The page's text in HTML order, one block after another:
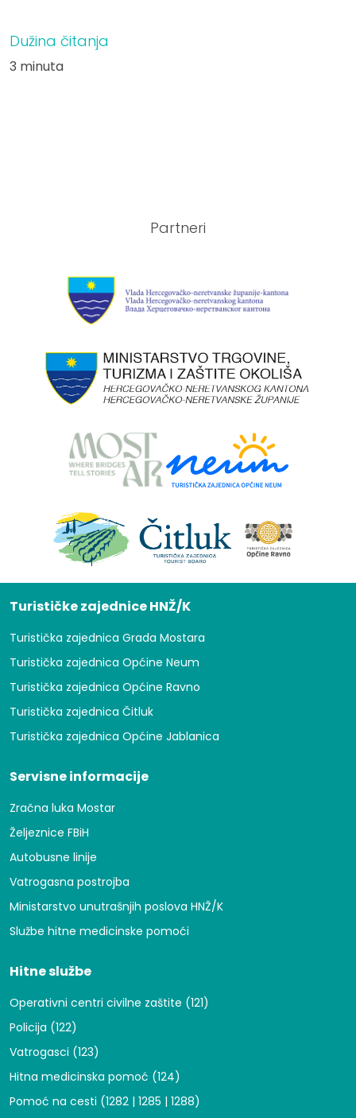
Dužina čitanja
3 minuta
Partneri
Turističke zajednice HNŽ/K
Turistička zajednica Grada Mostara
Turistička zajednica Općine Neum
Turistička zajednica Općine Ravno
Turistička zajednica Čitluk
Turistička zajednica Općine Jablanica
Servisne informacije
Zračna luka Mostar
Željeznice FBiH
Autobusne linije
Vatrogasna postrojba
Ministarstvo unutrašnjih poslova HNŽ/K
Službe hitne medicinske pomoći
Hitne službe
Operativni centri civilne zaštite (121)
Policija (122)
Vatrogasci (123)
Hitna medicinska pomoć (124)
Pomoć na cesti (1282 | 1285 | 1288)